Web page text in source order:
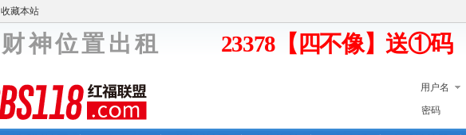
收藏本站
财 神 位 置 出 租 23378【四不像】送①码
用户名
密码